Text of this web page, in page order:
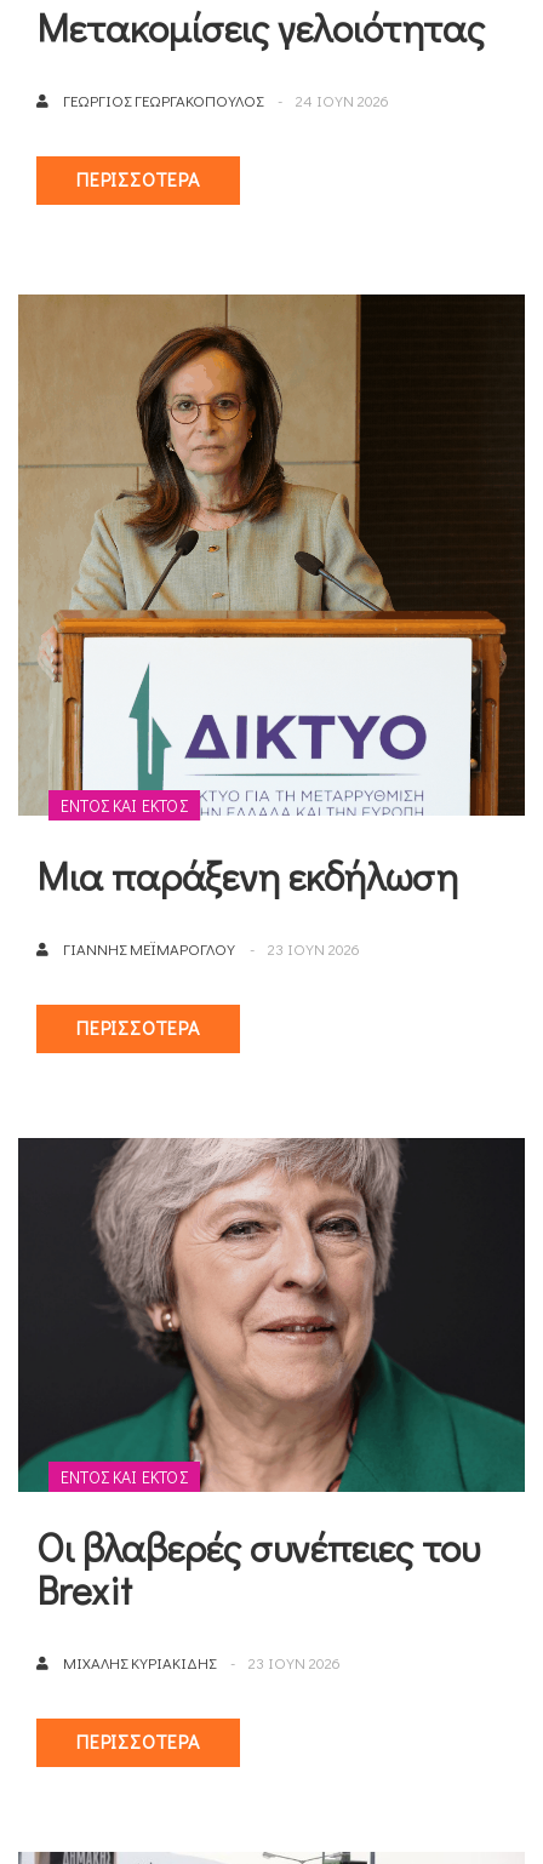
Μετακομίσεις γελοιότητας
ΓΕΏΡΓΙΟΣ ΓΕΩΡΓΑΚΌΠΟΥΛΟΣ 24 ΙΟΥΝ 2026
ΠΕΡΙΣΣΌΤΕΡΑ
ΕΝΤΌΣ ΚΑΙ ΕΚΤΌΣ
Μια παράξενη εκδήλωση
ΓΙΆΝΝΗΣ ΜΕΪΜΆΡΟΓΛΟΥ 23 ΙΟΥΝ 2026
ΠΕΡΙΣΣΌΤΕΡΑ
ΕΝΤΌΣ ΚΑΙ ΕΚΤΌΣ
Οι βλαβερές συνέπειες του
Brexit
ΜΙΧΆΛΗΣ ΚΥΡΙΑΚΊΔΗΣ 23 ΙΟΥΝ 2026
ΠΕΡΙΣΣΌΤΕΡΑ